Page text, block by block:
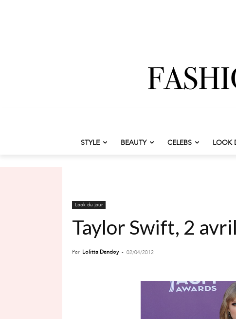
STYLE BEAUTY CELEBS LOOK
Look du jour
Taylor Swift, 2
Par Lolitta Dandoy - 02/04/2012